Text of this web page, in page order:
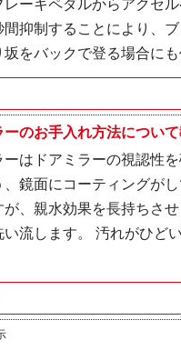
ーキペダルからアクセ
抑制することにより、
をバックで登る場合に
のお手入れ方法について
ーはドアミラーの視認性
、鏡面にコーティングが
が、親水効果を長持ちさ
い流します。 汚れがひど